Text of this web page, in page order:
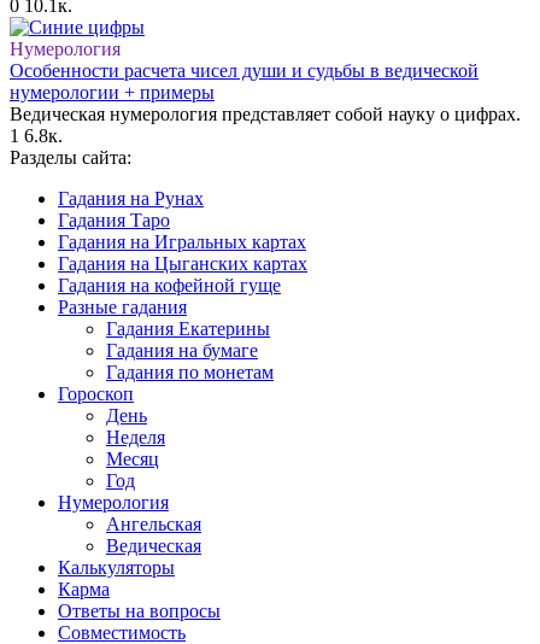
0 10.1к.
Нумерология
Особенности расчета чисел души и судьбы в ведической
нумерологии + примеры
Ведическая нумерология представляет собой науку о цифрах.
1 6.8к.
Разделы сайта:
Гадания на Рунах
Гадания Таро
Гадания на Игральных картах
Гадания на Цыганских картах
Гадания на кофейной гуще
Разные гадания
Гадания Екатерины
Гадания на бумаге
Гадания по монетам
Гороскоп
День
Неделя
Месяц
Год
Нумерология
Ангельская
Ведическая
Калькуляторы
Карма
Ответы на вопросы
Совместимость